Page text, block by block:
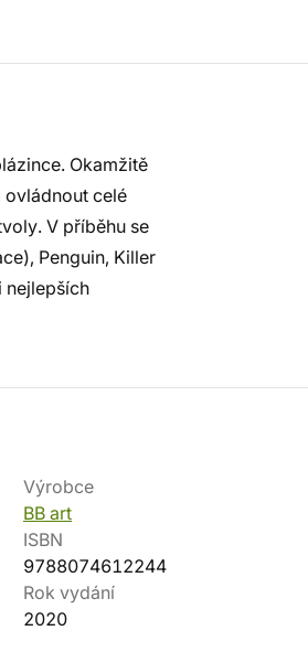
Okamžitě
ovládnout celé
V příběhu se
Penguin, Killer
nejlepších
Výrobce
BB art
ISBN
9788074612244
Rok vydání
2020